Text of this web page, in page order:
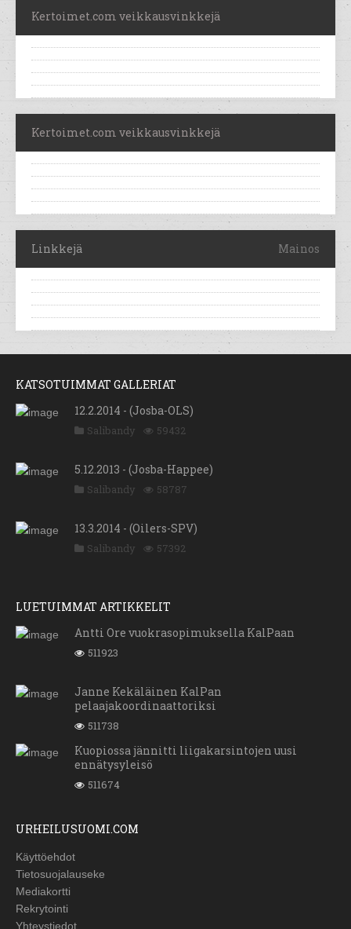
Kertoimet.com veikkausvinkkejä
Kertoimet.com veikkausvinkkejä
Linkkejä Mainos
KATSOTUIMMAT GALLERIAT
12.2.2014 - (Josba-OLS)
Salibandy 59432
5.12.2013 - (Josba-Happee)
Salibandy 58787
13.3.2014 - (Oilers-SPV)
Salibandy 57392
LUETUIMMAT ARTIKKELIT
Antti Ore vuokrasopimuksella KalPaan
511923
Janne Kekäläinen KalPan
pelaajakoordinaattoriksi
511738
Kuopiossa jännitti liigakarsintojen uusi
ennätysyleisö
511674
URHEILUSUOMI.COM
Käyttöehdot
Tietosuojalauseke
Mediakortti
Rekrytointi
Yhteystiedot